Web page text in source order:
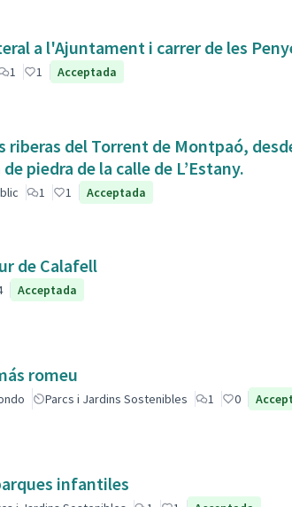
a l'Ajuntament i carrer de les
1 1 Acceptada
riberas del Torrent de Montpaó,
piedra de la calle de L’Estany.
1 1 Acceptada
de Calafell
Acceptada
romeu
Parcs i Jardins Sostenibles 1 0
infantiles